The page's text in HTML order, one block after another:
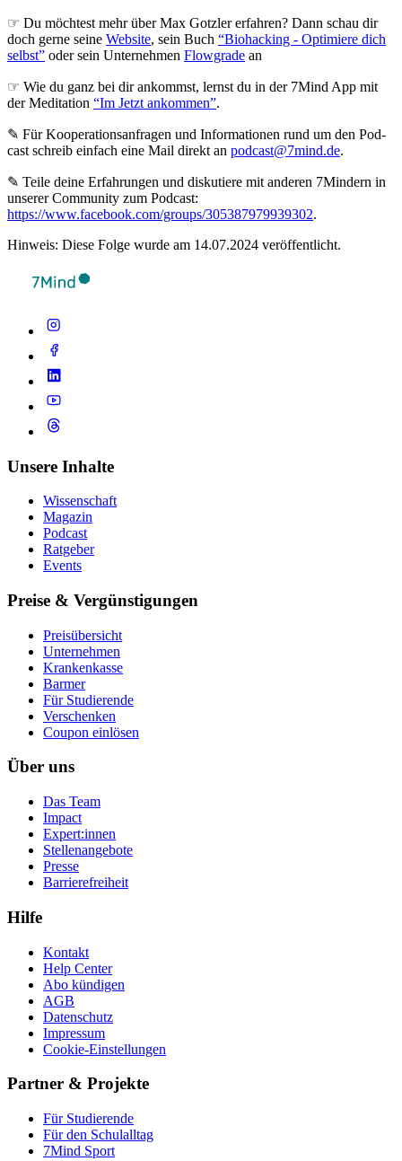
☞ Du möchtest mehr über Max Gotzler erfahren? Dann schau dir
doch gerne seine Website, sein Buch “Biohacking - Optimiere dich
selbst” oder sein Unternehmen Flowgrade an
☞ Wie du ganz bei dir ankommst, lernst du in der 7Mind App mit
der Meditation “Im Jetzt ankommen”.
✎ Für Koope­ra­ti­ons­an­fra­gen und Infor­ma­tio­nen rund um den Pod­
cast schreib ein­fach eine Mail direkt an podcast@7mind.de.
✎ Teile deine Erfahrungen und diskutiere mit anderen 7Mindern in
unserer Community zum Podcast:
https://www.facebook.com/groups/305387979939302.
Hinweis: Diese Folge wurde am 14.07.2024 veröffentlicht.
Unsere Inhalte
Wissenschaft
Magazin
Podcast
Ratgeber
Events
Preise & Vergünstigungen
Preisübersicht
Unternehmen
Krankenkasse
Barmer
Für Studierende
Ver­schen­ken
Coupon einlösen
Über uns
Das Team
Impact
Expert:innen
Stellenangebote
Presse
Barrierefreiheit
Hilfe
Kontakt
Help Center
Abo kündigen
AGB
Datenschutz
Impressum
Cookie-Einstellungen
Partner & Projekte
Für Stu­die­rende
Für den Schulalltag
7Mind Sport